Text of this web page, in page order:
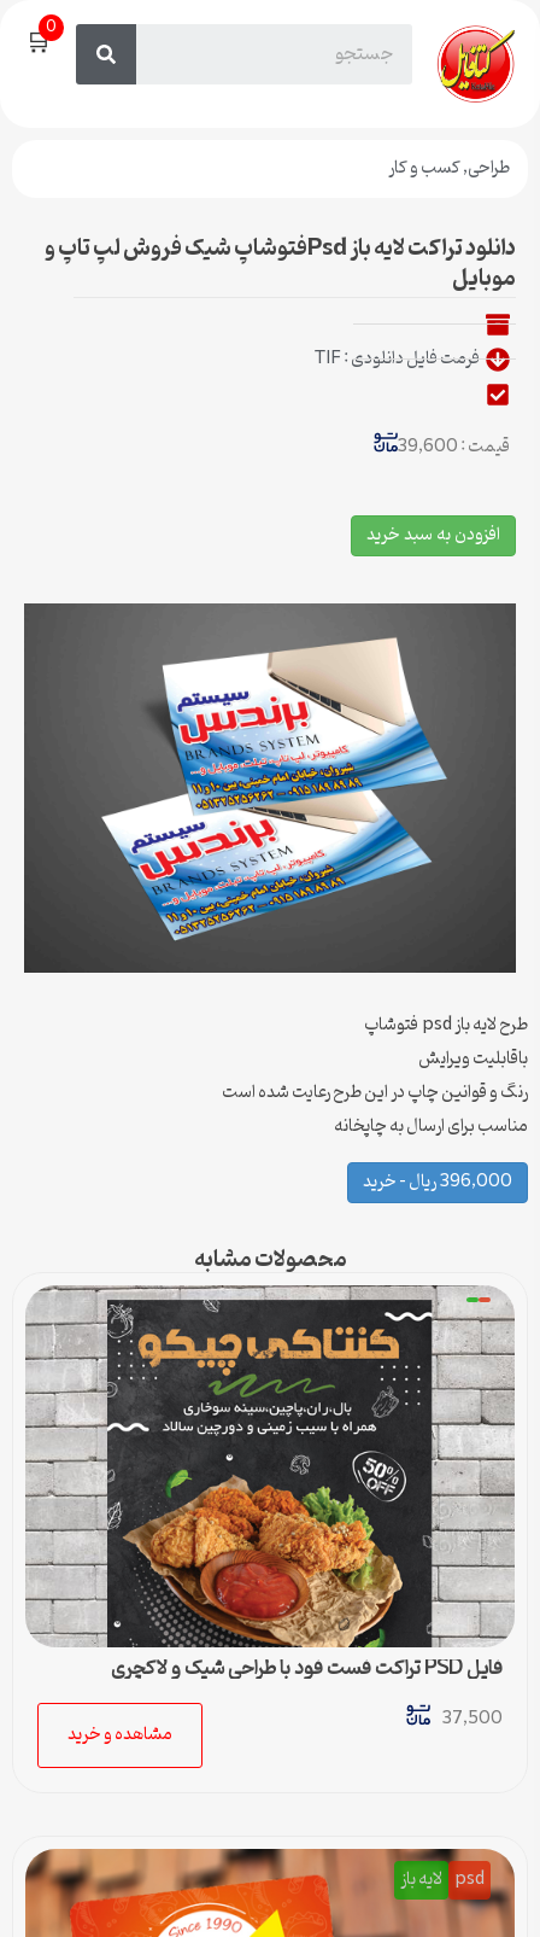
🛒0
طراحی,کسب و کار
دانلود تراکت لایه باز Psdفتوشاپ شیک فروش لپ تاپ و
موبایل
فرمت فایل دانلودی : TIF
قیمت : 39,600
افزودن به سبد خرید
طرح لایه باز psd فتوشاپ
باقابلیت ویرایش
رنگ و قوانین چاپ در این طرح رعایت شده است
مناسب برای ارسال به چاپخانه
396,000 ریال – خرید
محصولات مشابه
فایل PSD تراکت فست فود با طراحی شیک و لاکچری
37,500
مشاهده و خرید
psd لایه باز